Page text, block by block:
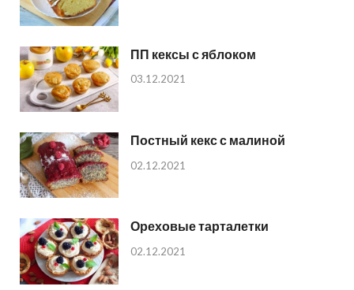
ПП кексы с яблоком
03.12.2021
Постный кекс с малиной
02.12.2021
Ореховые тарталетки
02.12.2021